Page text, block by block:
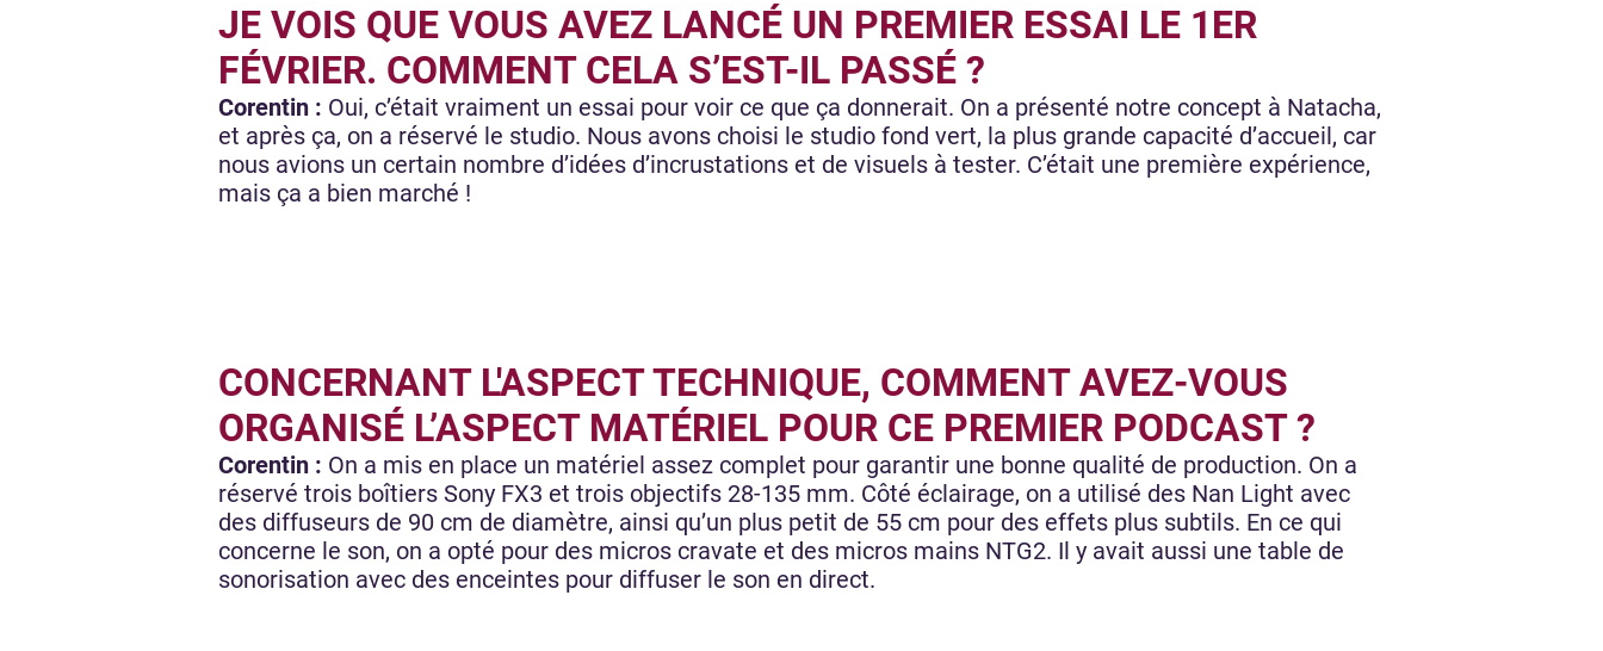
JE VOIS QUE VOUS AVEZ LANCÉ UN PREMIER ESSAI LE 1ER
FÉVRIER. COMMENT CELA S’EST-IL PASSÉ ?
Corentin : Oui, c’était vraiment un essai pour voir ce que ça donnerait. On a présenté notre concept à Natacha,
et après ça, on a réservé le studio. Nous avons choisi le studio fond vert, la plus grande capacité d’accueil, car
nous avions un certain nombre d’idées d’incrustations et de visuels à tester. C’était une première expérience,
mais ça a bien marché !
CONCERNANT L'ASPECT TECHNIQUE, COMMENT AVEZ-VOUS
ORGANISÉ L’ASPECT MATÉRIEL POUR CE PREMIER PODCAST ?
Corentin : On a mis en place un matériel assez complet pour garantir une bonne qualité de production. On a
réservé trois boîtiers Sony FX3 et trois objectifs 28-135 mm. Côté éclairage, on a utilisé des Nan Light avec
des diffuseurs de 90 cm de diamètre, ainsi qu’un plus petit de 55 cm pour des effets plus subtils. En ce qui
concerne le son, on a opté pour des micros cravate et des micros mains NTG2. Il y avait aussi une table de
sonorisation avec des enceintes pour diffuser le son en direct.